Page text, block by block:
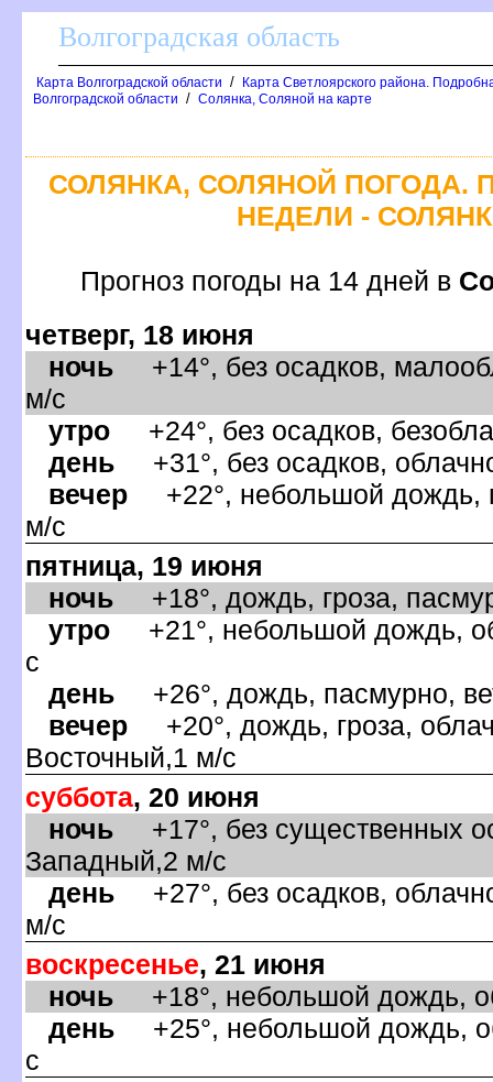
олгоградская область
Карта Волгоградской области /
Карта Светлоярского района.
олгоградской области / Солянка, Соляной на карте
СОЛЯНКА, СОЛЯНОЙ ПОГОДА.
НЕДЕЛИ -
Прогноз погоды на 14 дней
четверг, 18 июня
ночь +14°, без осадков,
м/с
утро +24°, без осадков,
день +31°, без осадков,
ечер +22°, небольшой дождь,
м/с
пятница, 19 июня
ночь +18°, дождь, гроза,
утро +21°, небольшой дождь,
с
день +26°, дождь, пасмурно,
ечер +20°, дождь, гроза,
осточный,1 м/с
суббота, 20 июня
ночь +17°, без существенных
Западный,2 м/с
день +27°, без осадков,
м/с
оскресенье, 21 июня
ночь +18°, небольшой дождь,
день +25°, небольшой дождь,
с